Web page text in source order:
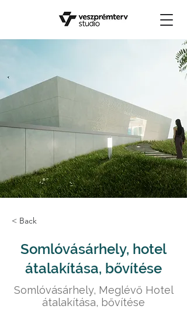
< Back
Somlóvásárhely, hotel
átalakítása, bővítése
Somlóvásárhely, Meglévő Hotel
átalakítása, bővítése